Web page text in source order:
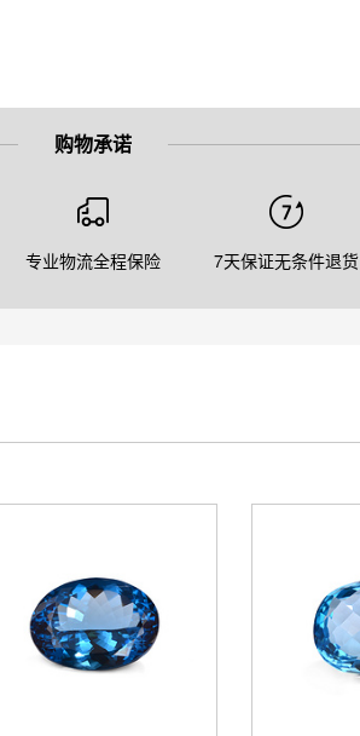
购物承诺
专业物流全程保险 7天保证无条件退货